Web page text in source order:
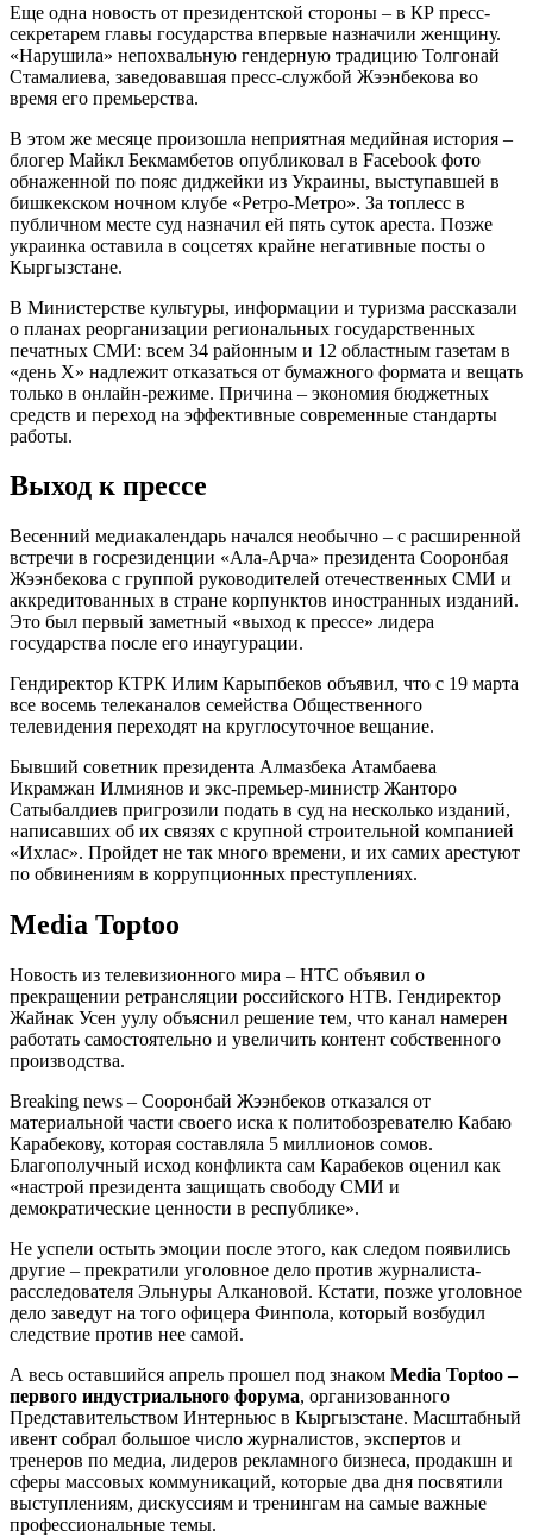
Еще одна новость от президентской стороны – в КР пресс-
секретарем главы государства впервые назначили женщину.
«Нарушила» непохвальную гендерную традицию Толгонай
Стамалиева, заведовавшая пресс-службой Жээнбекова во
время его премьерства.
В этом же месяце произошла неприятная медийная история –
блогер Майкл Бекмамбетов опубликовал в Facebook фото
обнаженной по пояс диджейки из Украины, выступавшей в
бишкекском ночном клубе «Ретро-Метро». За топлесс в
публичном месте суд назначил ей пять суток ареста. Позже
украинка оставила в соцсетях крайне негативные посты о
Кыргызстане.
В Министерстве культуры, информации и туризма рассказали
о планах реорганизации региональных государственных
печатных СМИ: всем 34 районным и 12 областным газетам в
«день X» надлежит отказаться от бумажного формата и вещать
только в онлайн-режиме. Причина – экономия бюджетных
средств и переход на эффективные современные стандарты
работы.
Выход к прессе
Весенний медиакалендарь начался необычно – с расширенной
встречи в госрезиденции «Ала-Арча» президента Сооронбая
Жээнбекова с группой руководителей отечественных СМИ и
аккредитованных в стране корпунктов иностранных изданий.
Это был первый заметный «выход к прессе» лидера
государства после его инаугурации.
Гендиректор КТРК Илим Карыпбеков объявил, что с 19 марта
все восемь телеканалов семейства Общественного
телевидения переходят на круглосуточное вещание.
Бывший советник президента Алмазбека Атамбаева
Икрамжан Илмиянов и экс-премьер-министр Жанторо
Сатыбалдиев пригрозили подать в суд на несколько изданий,
написавших об их связях с крупной строительной компанией
«Ихлас». Пройдет не так много времени, и их самих арестуют
по обвинениям в коррупционных преступлениях.
Media Toptoo
Новость из телевизионного мира – НТС объявил о
прекращении ретрансляции российского НТВ. Гендиректор
Жайнак Усен уулу объяснил решение тем, что канал намерен
работать самостоятельно и увеличить контент собственного
производства.
Breaking news – Сооронбай Жээнбеков отказался от
материальной части своего иска к политобозревателю Кабаю
Карабекову, которая составляла 5 миллионов сомов.
Благополучный исход конфликта сам Карабеков оценил как
«настрой президента защищать свободу СМИ и
демократические ценности в республике».
Не успели остыть эмоции после этого, как следом появились
другие – прекратили уголовное дело против журналиста-
расследователя Эльнуры Алкановой. Кстати, позже уголовное
дело заведут на того офицера Финпола, который возбудил
следствие против нее самой.
А весь оставшийся апрель прошел под знаком Media Toptoo –
первого индустриального форума, организованного
Представительством Интерньюс в Кыргызстане. Масштабный
ивент собрал большое число журналистов, экспертов и
тренеров по медиа, лидеров рекламного бизнеса, продакшн и
сферы массовых коммуникаций, которые два дня посвятили
выступлениям, дискуссиям и тренингам на самые важные
профессиональные темы.